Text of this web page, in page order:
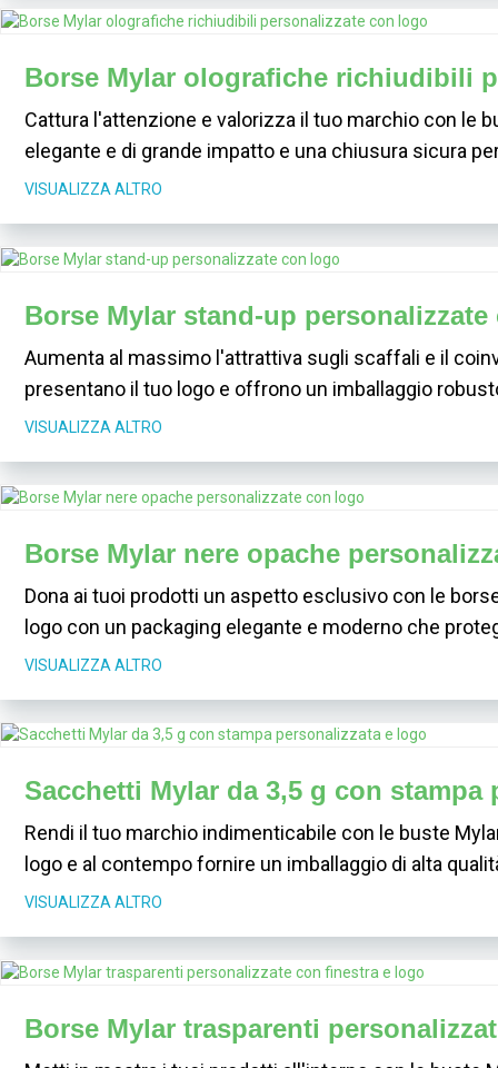
Borse Mylar olografiche richiudibili
Cattura l'attenzione e valorizza il tuo marchio con le
elegante e di grande impatto e una chiusura sicura
VISUALIZZA ALTRO
Borse Mylar stand-up
Aumenta al massimo l'attrattiva sugli scaffali e il
presentano il tuo logo e offrono un imballaggio
VISUALIZZA ALTRO
Borse Mylar nere opache
Dona ai tuoi prodotti un aspetto esclusivo con le
logo con un packaging elegante e moderno che
VISUALIZZA ALTRO
Sacchetti Mylar da 3,5 g con stampa
Rendi il tuo marchio indimenticabile con le buste
logo e al contempo fornire un imballaggio di alta
VISUALIZZA ALTRO
Borse Mylar trasparenti